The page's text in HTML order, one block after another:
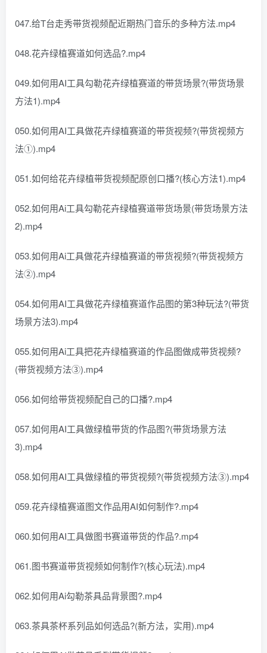
047.给T台走秀带货视频配近期热门音乐的多种方法.mp4
048.花卉绿植赛道如何选品?.mp4
049.如何用AI工具勾勒花卉绿植赛道的带货场景?(带货场景
方法1).mp4
050.如何用AI工具做花卉绿植赛道的带货视频?(带货视频方
法①).mp4
051.如何给花卉绿植带货视频配原创口播?(核心方法1).mp4
052.如何用Ai工具勾勒花卉绿植赛道带货场景(带货场景方法
2).mp4
053.如何用Ai工具做花卉绿植赛道的带货视频?(带货视频方
法②).mp4
054.如何用AI工具做花卉绿植赛道作品图的第3种玩法?(带货
场景方法3).mp4
055.如何用Ai工具把花卉绿植赛道的作品图做成带货视频?
(带货视频方法③).mp4
056.如何给带货视频配自己的口播?.mp4
057.如何用AI工具做绿植带货的作品图?(带货场景方法
3).mp4
058.如何用AI工具做绿植的带货视频?(带货视频方法③).mp4
059.花卉绿植赛道图文作品用AI如何制作?.mp4
060.如何用AI工具做图书赛道带货的作品?.mp4
061.图书赛道带货视频如何制作?(核心玩法).mp4
062.如何用Ai勾勒茶具品背景图?.mp4
063.茶具茶杯系列品如何选品?(新方法，实用).mp4